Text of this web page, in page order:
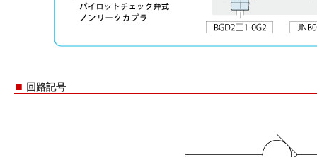
■ 回路記号